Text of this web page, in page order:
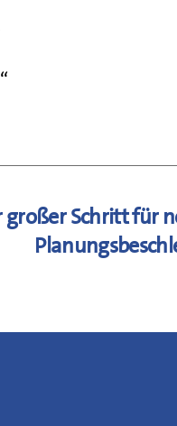
großer Schritt für